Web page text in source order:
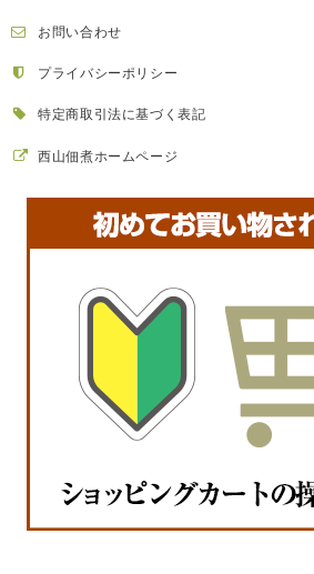
お問い合わせ
プライバシーポリシー
特定商取引法に基づく表記
西山佃煮ホームページ